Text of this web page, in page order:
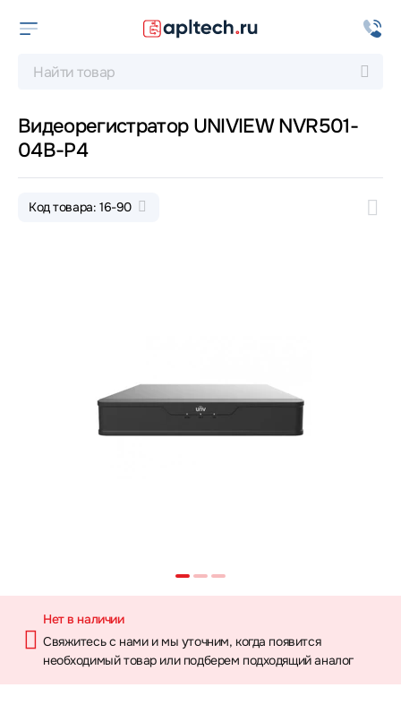
Видеорегистратор UNIVIEW NVR501-
04B-P4
Код товара: 16-90
Нет в наличии
Свяжитесь с нами и мы уточним, когда появится
необходимый товар или подберем подходящий аналог